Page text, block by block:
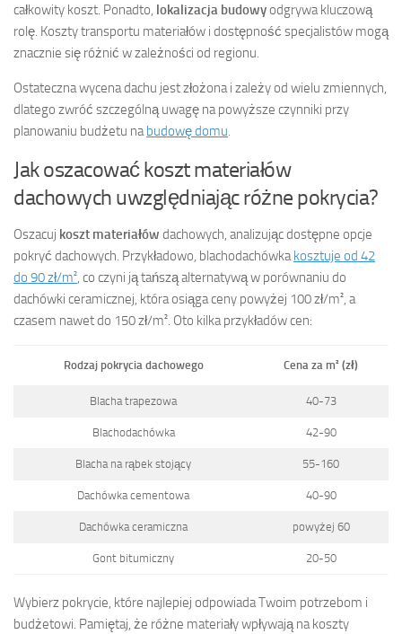
całkowity koszt. Ponadto, lokalizacja budowyodgrywa kluczową
rolę. Koszty transportu materiałów i dostępność specjalistów mogą
znacznie się różnić w zależności od regionu.
Ostateczna wycena dachu jest złożona i zależy od wielu zmiennych,
dlatego zwróć szczególną uwagę na powyższe czynniki przy
planowaniu budżetu na budowę domu
Jak oszacować koszt materiałów
dachowych uwzględniając różne pokrycia?
Oszacuj koszt materiałów dachowych, analizując dostępne opcje
pokryć dachowych. Przykładowo, blachodachówka kosztuje od 42
do 90 zł/m² , co czyni ją tańszą alternatywą w porównaniu do
dachówki ceramicznej, która osiąga ceny powyżej 100 zł/m², a
czasem nawet do 150 zł/m². Oto kilka przykładów cen:
Rodzaj pokrycia dachowego Cena za m² (zł)
Blacha trapezowa 40-73
Blachodachówka 42-90
Blacha na rąbek stojący 55-160
Dachówka cementowa 40-90
Dachówka ceramiczna powyżej 60
Gont bitumiczny 20-50
Wybierz pokrycie, które najlepiej odpowiada Twoim potrzebom i
budżetowi. Pamiętaj, że różne materiały wpływają na koszty